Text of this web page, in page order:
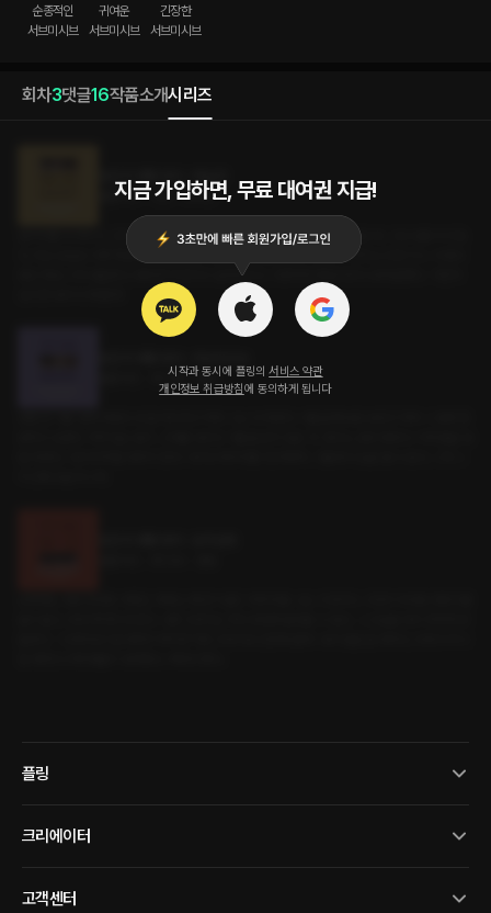
순종적인
서브미시브
귀여운
서브미시브
긴장한
서브미시브
회차3댓글16작품소개시리즈
지금 가입하면, 무료 대여권 지급!
시작과 동시에 플링의 서비스 약관
개인정보 취급방침에 동의하게 됩니다
롤플레잉 • 연인 • 유혹남
설거지를 다 마치고, 간식까지 준비해 놨다던 그. 소파에서 잠든 나를 발견했을 때, 그냥 놔둘 리가 없
다. 자는 모습도 이뻐 죽겠다며, 잠투정도 귀엽다며 또 뽀뽀했다. 그리고 이어지는 진한 키스. 비몽사
몽인 채로 그저 내맡겼다. 예쁘면 막 만지고 싶어진다고, 다정하게 중얼거리다 내게 말했다. '가만히
롤플레잉 • BDSM • 멜섭
플링
크리에이터
고객센터